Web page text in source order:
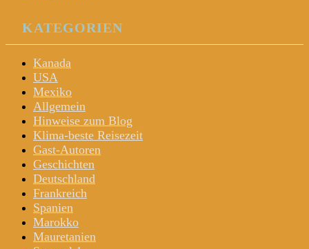
KATEGORIEN
Kanada
USA
Mexiko
Allgemein
Hinweise zum Blog
Klima-beste Reisezeit
Gast-Autoren
Geschichten
Deutschland
Frankreich
Spanien
Marokko
Mauretanien